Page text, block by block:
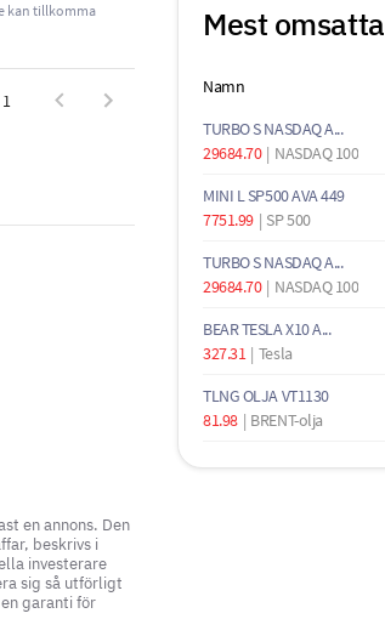
kan tillkomma
en annons. Den
beskrivs i
investerare
sig så utförligt
garanti för
Mest omsatta
Namn
TURBO S NASDAQ A...
29684.70 | NASDAQ 100
MINI L SP500 AVA 449
7751.99 | SP 500
TURBO S NASDAQ A...
29684.70 | NASDAQ 100
BEAR TESLA X10 A...
327.31 | Tesla
TLNG OLJA VT1130
81.98 | BRENT-olja